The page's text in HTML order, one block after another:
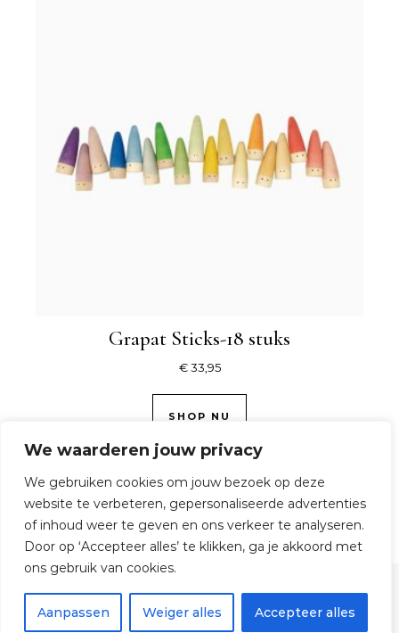
We waarderen jouw privacy
We gebruiken cookies om jouw bezoek op deze
website te verbeteren, gepersonaliseerde advertenties
of inhoud weer te geven en ons verkeer te analyseren.
Door op ‘Accepteer alles’ te klikken, ga je akkoord met
ons gebruik van cookies.
Aanpassen Weiger alles Accepteer alles
Grapat Sticks-18 stuks
€33,95
SHOP NU
© 2026 TijdOmTeSpelen.nl
Graceful Theme byOptima Themes